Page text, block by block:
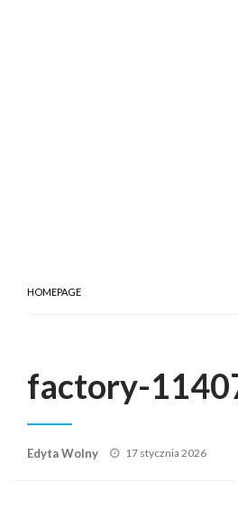
HOMEPAGE
factory-
Edyta Wolny
Posted
17 stycznia 2026